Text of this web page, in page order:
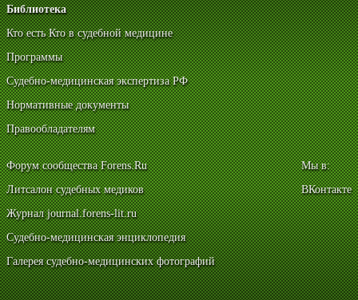
Библиотека
Кто есть Кто в судебной медицине
Программы
Судебно-медицинская экспертиза РФ
Нормативные документы
Правообладателям
Форум сообщества Forens.Ru
Литсалон судебных медиков
Журнал journal.forens-lit.ru
Судебно-медицинская энциклопедия
Галерея судебно-медицинских фотографий
Мы в:
ВКонтакте